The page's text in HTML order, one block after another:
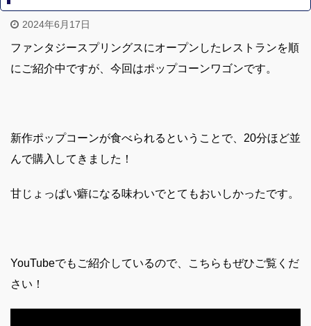
2024年6月17日
ファンタジースプリングスにオープンしたレストランを順
にご紹介中ですが、今回はポップコーンワゴンです。
新作ポップコーンが食べられるということで、20分ほど並
んで購入してきました！
甘じょっぱい癖になる味わいでとてもおいしかったです。
YouTubeでもご紹介しているので、こちらもぜひご覧くだ
さい！